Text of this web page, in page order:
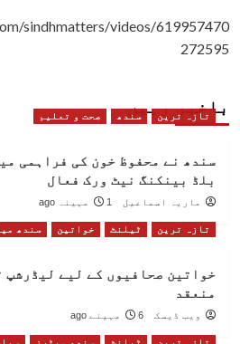
sindhmatters/videos/619957470
272595
باخبر رہیں
تازہ ترین سندھ صحت و تعلیم
سندھ نے محفوظ خون کی فراہمی
بلڈ بینکنگ نیٹ ورک فعال
ماریہ اسماعیل 1 مہینہ ago
تازہ ترین ٹیلنٹ خواتین سندھ
خواتین صحافیوں کے لیے لیڈرشپ
منعقد
ویب ڈیسک 6 مہینے ago